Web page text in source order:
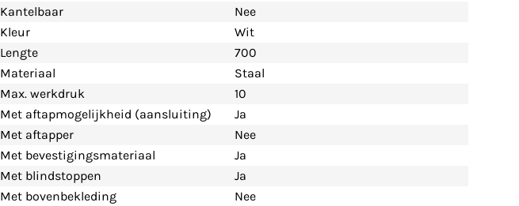
Kantelbaar
Nee
Kleur
Wit
Lengte
700
Materiaal
Staal
Max. werkdruk
10
Met aftapmogelijkheid (aansluiting)
Ja
Met aftapper
Nee
Met bevestigingsmateriaal
Ja
Met blindstoppen
Ja
Met bovenbekleding
Nee